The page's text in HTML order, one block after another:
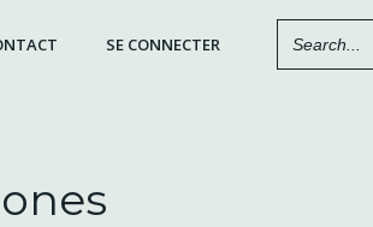
SE CONNECTER